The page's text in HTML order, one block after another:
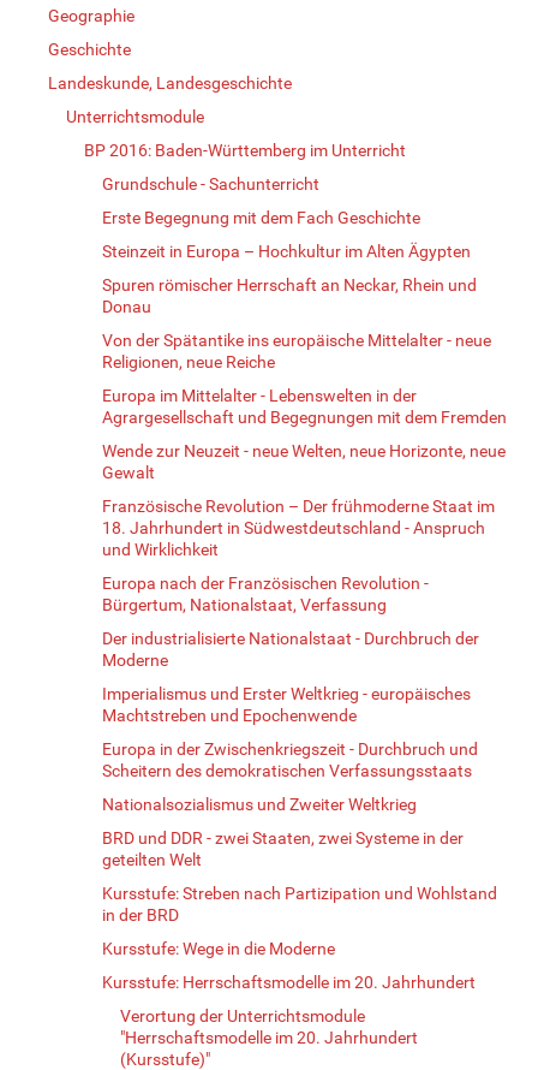
Geographie
Geschichte
Landeskunde, Landesgeschichte
Unterrichtsmodule
BP 2016: Baden-Württemberg im Unterricht
Grundschule - Sachunterricht
Erste Begegnung mit dem Fach Geschichte
Steinzeit in Europa – Hochkultur im Alten Ägypten
Spuren römischer Herrschaft an Neckar, Rhein und
Donau
Von der Spätantike ins europäische Mittelalter - neue
Religionen, neue Reiche
Europa im Mittelalter - Lebenswelten in der
Agrargesellschaft und Begegnungen mit dem Fremden
Wende zur Neuzeit - neue Welten, neue Horizonte, neue
Gewalt
Französische Revolution – Der frühmoderne Staat im
18. Jahrhundert in Südwestdeutschland - Anspruch
und Wirklichkeit
Europa nach der Französischen Revolution -
Bürgertum, Nationalstaat, Verfassung
Der industrialisierte Nationalstaat - Durchbruch der
Moderne
Imperialismus und Erster Weltkrieg - europäisches
Machtstreben und Epochenwende
Europa in der Zwischenkriegszeit - Durchbruch und
Scheitern des demokratischen Verfassungsstaats
Nationalsozialismus und Zweiter Weltkrieg
BRD und DDR - zwei Staaten, zwei Systeme in der
geteilten Welt
Kursstufe: Streben nach Partizipation und Wohlstand
in der BRD
Kursstufe: Wege in die Moderne
Kursstufe: Herrschaftsmodelle im 20. Jahrhundert
Verortung der Unterrichtsmodule
"Herrschaftsmodelle im 20. Jahrhundert
(Kursstufe)"